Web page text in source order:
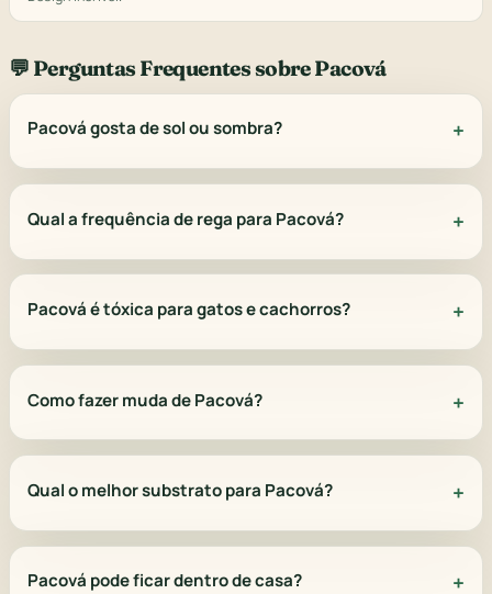
💬 Perguntas Frequentes sobre Pacová
Pacová gosta de sol ou sombra?
Qual a frequência de rega para Pacová?
Pacová é tóxica para gatos e cachorros?
Como fazer muda de Pacová?
Qual o melhor substrato para Pacová?
Pacová pode ficar dentro de casa?